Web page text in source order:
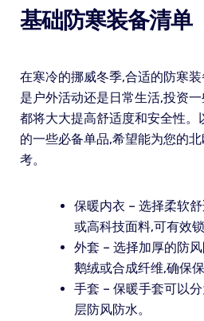
基础防寒装备清单
在寒冷的挪威冬季,合适的防寒
是户外活动还是日常生活,投资
都将大大提高舒适度和安全性。
的一些必备单品,希望能为您的
考。
保暖内衣 – 选择柔软
或高科技面料,可有效锁
外套 – 选择加厚的防
鹅绒或合成纤维,确保
手套 – 保暖手套可以
层防风防水。